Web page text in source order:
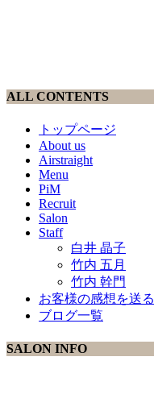
ALL CONTENTS
トップページ
About us
Airstraight
Menu
PiM
Recruit
Salon
Staff
白井 晶子
竹内 五月
竹内 幹門
お客様の感想を送る
ブログ一覧
SALON INFO